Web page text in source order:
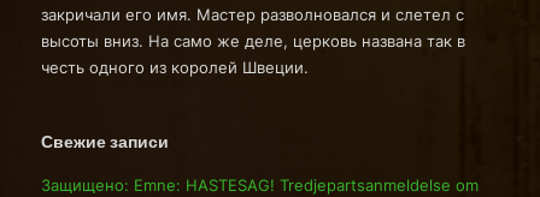
закричали его имя. Мастер разволновался и слетел с
высоты вниз. На само же деле, церковь названа так в
честь одного из королей Швеции.
Свежие записи
Защищено: Emne: HASTESAG! Tredjepartsanmeldelse om